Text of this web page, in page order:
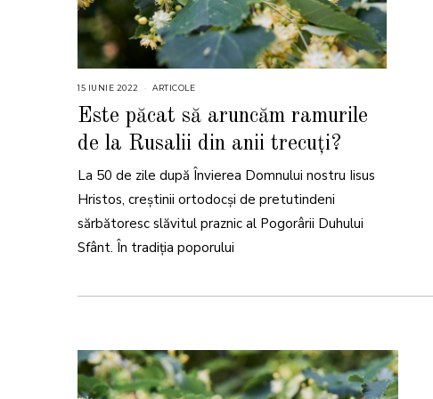
15 IUNIE 2022
I
U
I
E
0
2
ARTICOLE
Este păcat să aruncăm ramurile
de la Rusalii din anii trecuți?
La 50 de zile după Învierea Domnului nostru Iisus
Hristos, creștinii ortodocși de pretutindeni
sărbătoresc slăvitul praznic al Pogorârii Duhului
Sfânt. În tradiția poporului